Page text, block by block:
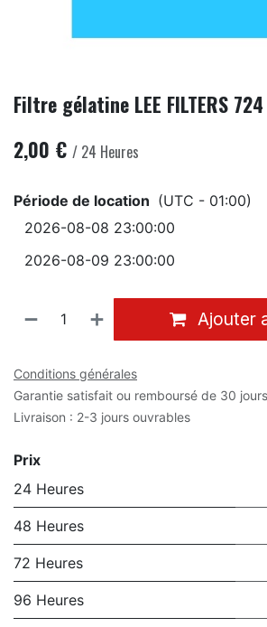
Filtre gélatine LEE FILTERS
2,00 € / 24 Heures
Période de location (UTC - 01:00)
Ajouter
Conditions générales
Garantie satisfait ou remboursé de 30 jours
Livraison : 2-3 jours ouvrables
Prix
24 Heures
48 Heures
72 Heures
96 Heures